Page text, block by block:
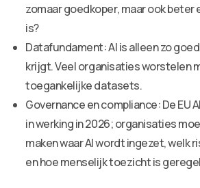
zomaar goedkoper, maar ook
is?
Datafundament: AI is alleen zo
krijgt. Veel organisaties worstelen
toegankelijke datasets.
Governance en compliance: De EU
in werking in 2026; organisaties
maken waar AI wordt ingezet, welk
en hoe menselijk toezicht is